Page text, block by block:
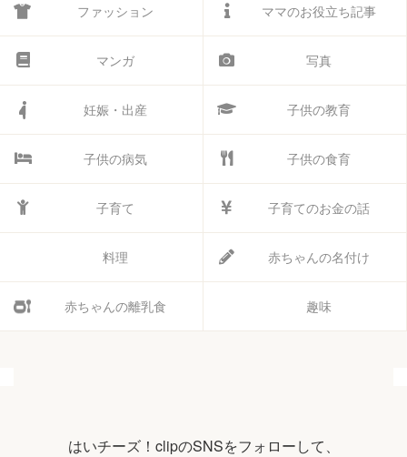
ファッション ママのお役立ち記事
マンガ 写真
妊娠・出産 子供の教育
子供の病気 子供の食育
子育て 子育てのお金の話
料理 赤ちゃんの名付け
赤ちゃんの離乳食 趣味
はいチーズ！clipのSNSをフォローして、